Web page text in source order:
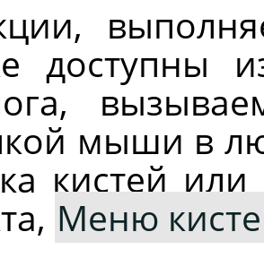
доступны
мыши в
кистей
Меню